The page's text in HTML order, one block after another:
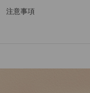
注意事項